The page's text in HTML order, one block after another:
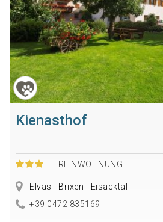
Kienasthof
FERIENWOHNUNG
Elvas - Brixen - Eisacktal
+39 0472 835169